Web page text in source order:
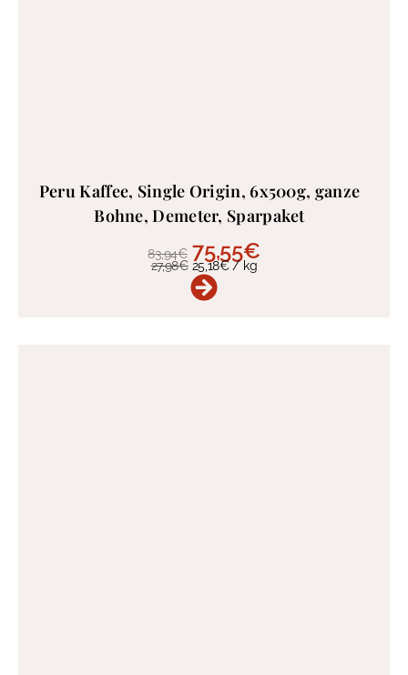
Peru Kaffee, Single Origin, 6x500g, ganze
Bohne, Demeter, Sparpaket
83,94€ 75,55€
27,98€ 25,18€/kg